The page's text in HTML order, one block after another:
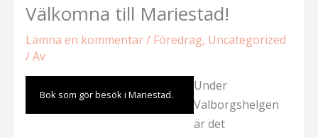
Välkomna till Mariestad!
Lämna en kommentar/ Föredrag, Uncategorized
/ Av
Bok som gör besök i Mariestad.
Under
Valborgshelgen
är det